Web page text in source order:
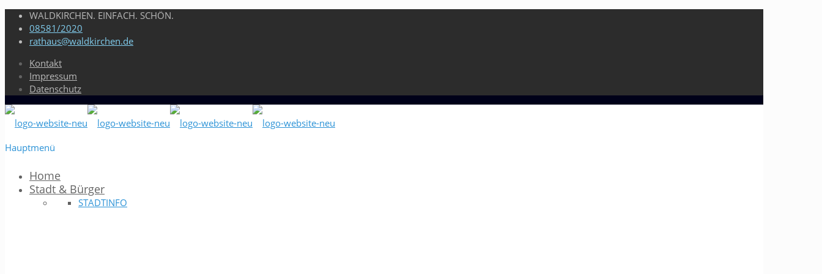
WALDKIRCHEN. EINFACH. SCHÖN.
08581/2020
rathaus@waldkirchen.de
Kontakt
Impressum
Datenschutz
Hauptmenü
Home
Stadt & Bürger
STADTINFO